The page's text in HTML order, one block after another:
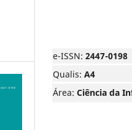
e-ISSN: 2447-0198
Qualis: A4
Área: Ciência da